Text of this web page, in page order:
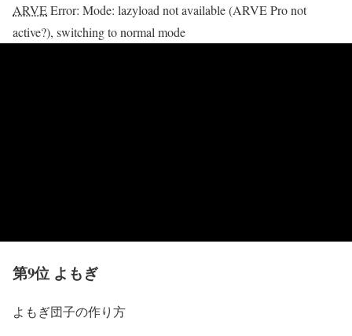
ARVEError: Mode: lazyload not available (ARVE Pro not
active?), switching to normal mode
第9位 よもぎ
よもぎ団子の作り方